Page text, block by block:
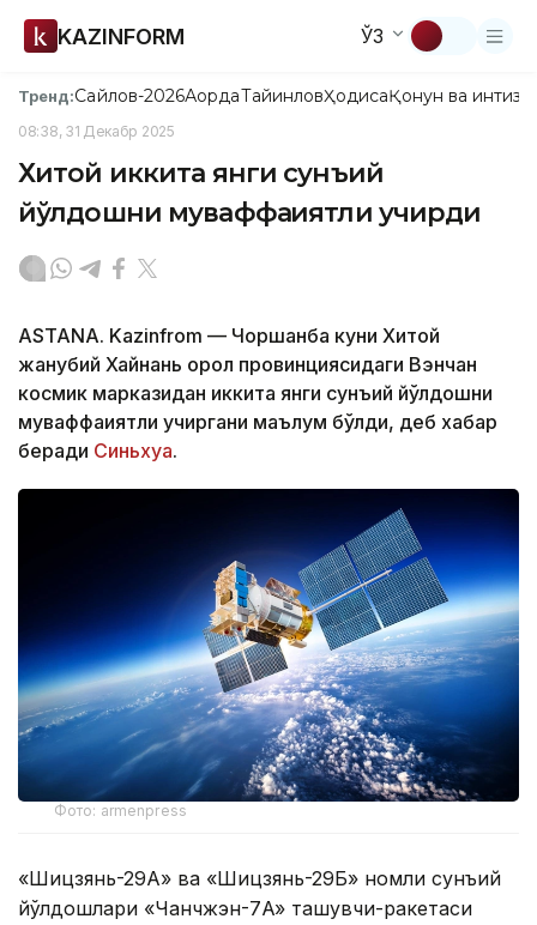
KAZINFORM ЎЗ
Тренд:Сайлов-2026АқордаТайинловҲодисаҚонун ва
08:38, 31 Декабр 2025
Хитой иккита янги сунъий
йўлдошни муваффақиятли учирди
ASTANA. Kazinfrom — Чоршанба куни Хитой
жанубий Хайнань орол провинциясидаги Вэнчан
космик марказидан иккита янги сунъий йўлдошни
муваффақиятли учиргани маълум бўлди, деб хабар
беради Синьхуа.
Фото: armenpress
«Шицзянь-29А» ва «Шицзянь-29Б» номли сунъий
йўлдошлари «Чанчжэн-7A» ташувчи-ракетаси